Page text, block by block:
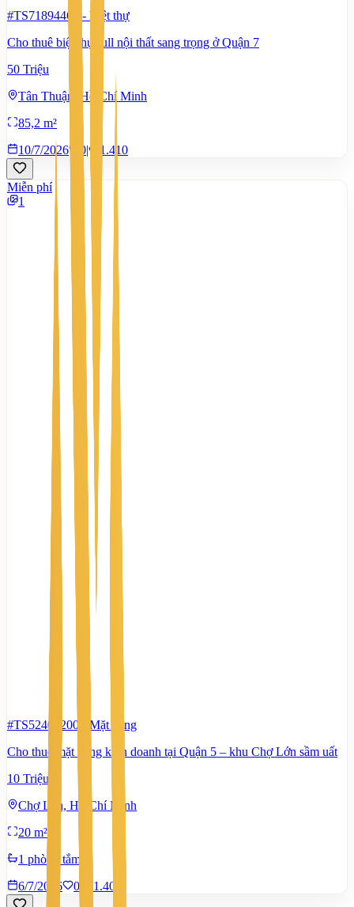
#TS71894465 - Biệt thự
Cho thuê biệt thự full nội thất sang trọng ở Quận 7
50 Triệu
Tân Thuận, Hồ Chí Minh
85,2 m²
10/7/2026
0| 1.410
Miễn phí
1
#TS52401200
Mặt bằng
Cho thuê mặt bằng kinh doanh tại Quận 5 – khu Chợ Lớn sầm uất
10 Triệu
Chợ Lớn, Hồ Chí Minh
20 m²
1 phòng tắm
6/7/2026
0 1.406